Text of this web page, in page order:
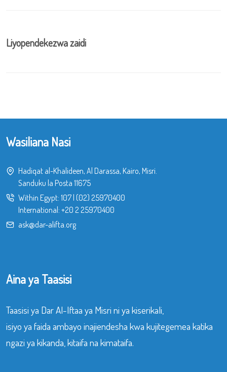
Liyopendekezwa zaidi
Wasiliana Nasi
Hadiqat al-Khalideen, Al Darassa, Kairo, Misri.
Sanduku la Posta 11675
Within Egypt: 107| (02) 25970400
International: +20 2 25970400
ask@dar-alifta.org
Aina ya Taasisi
Taasisi ya Dar Al-Iftaa ya Misri ni ya kiserikali,
isiyo ya faida ambayo inajiendesha kwa kujitegemea katika
ngazi ya kikanda, kitaifa na kimataifa.